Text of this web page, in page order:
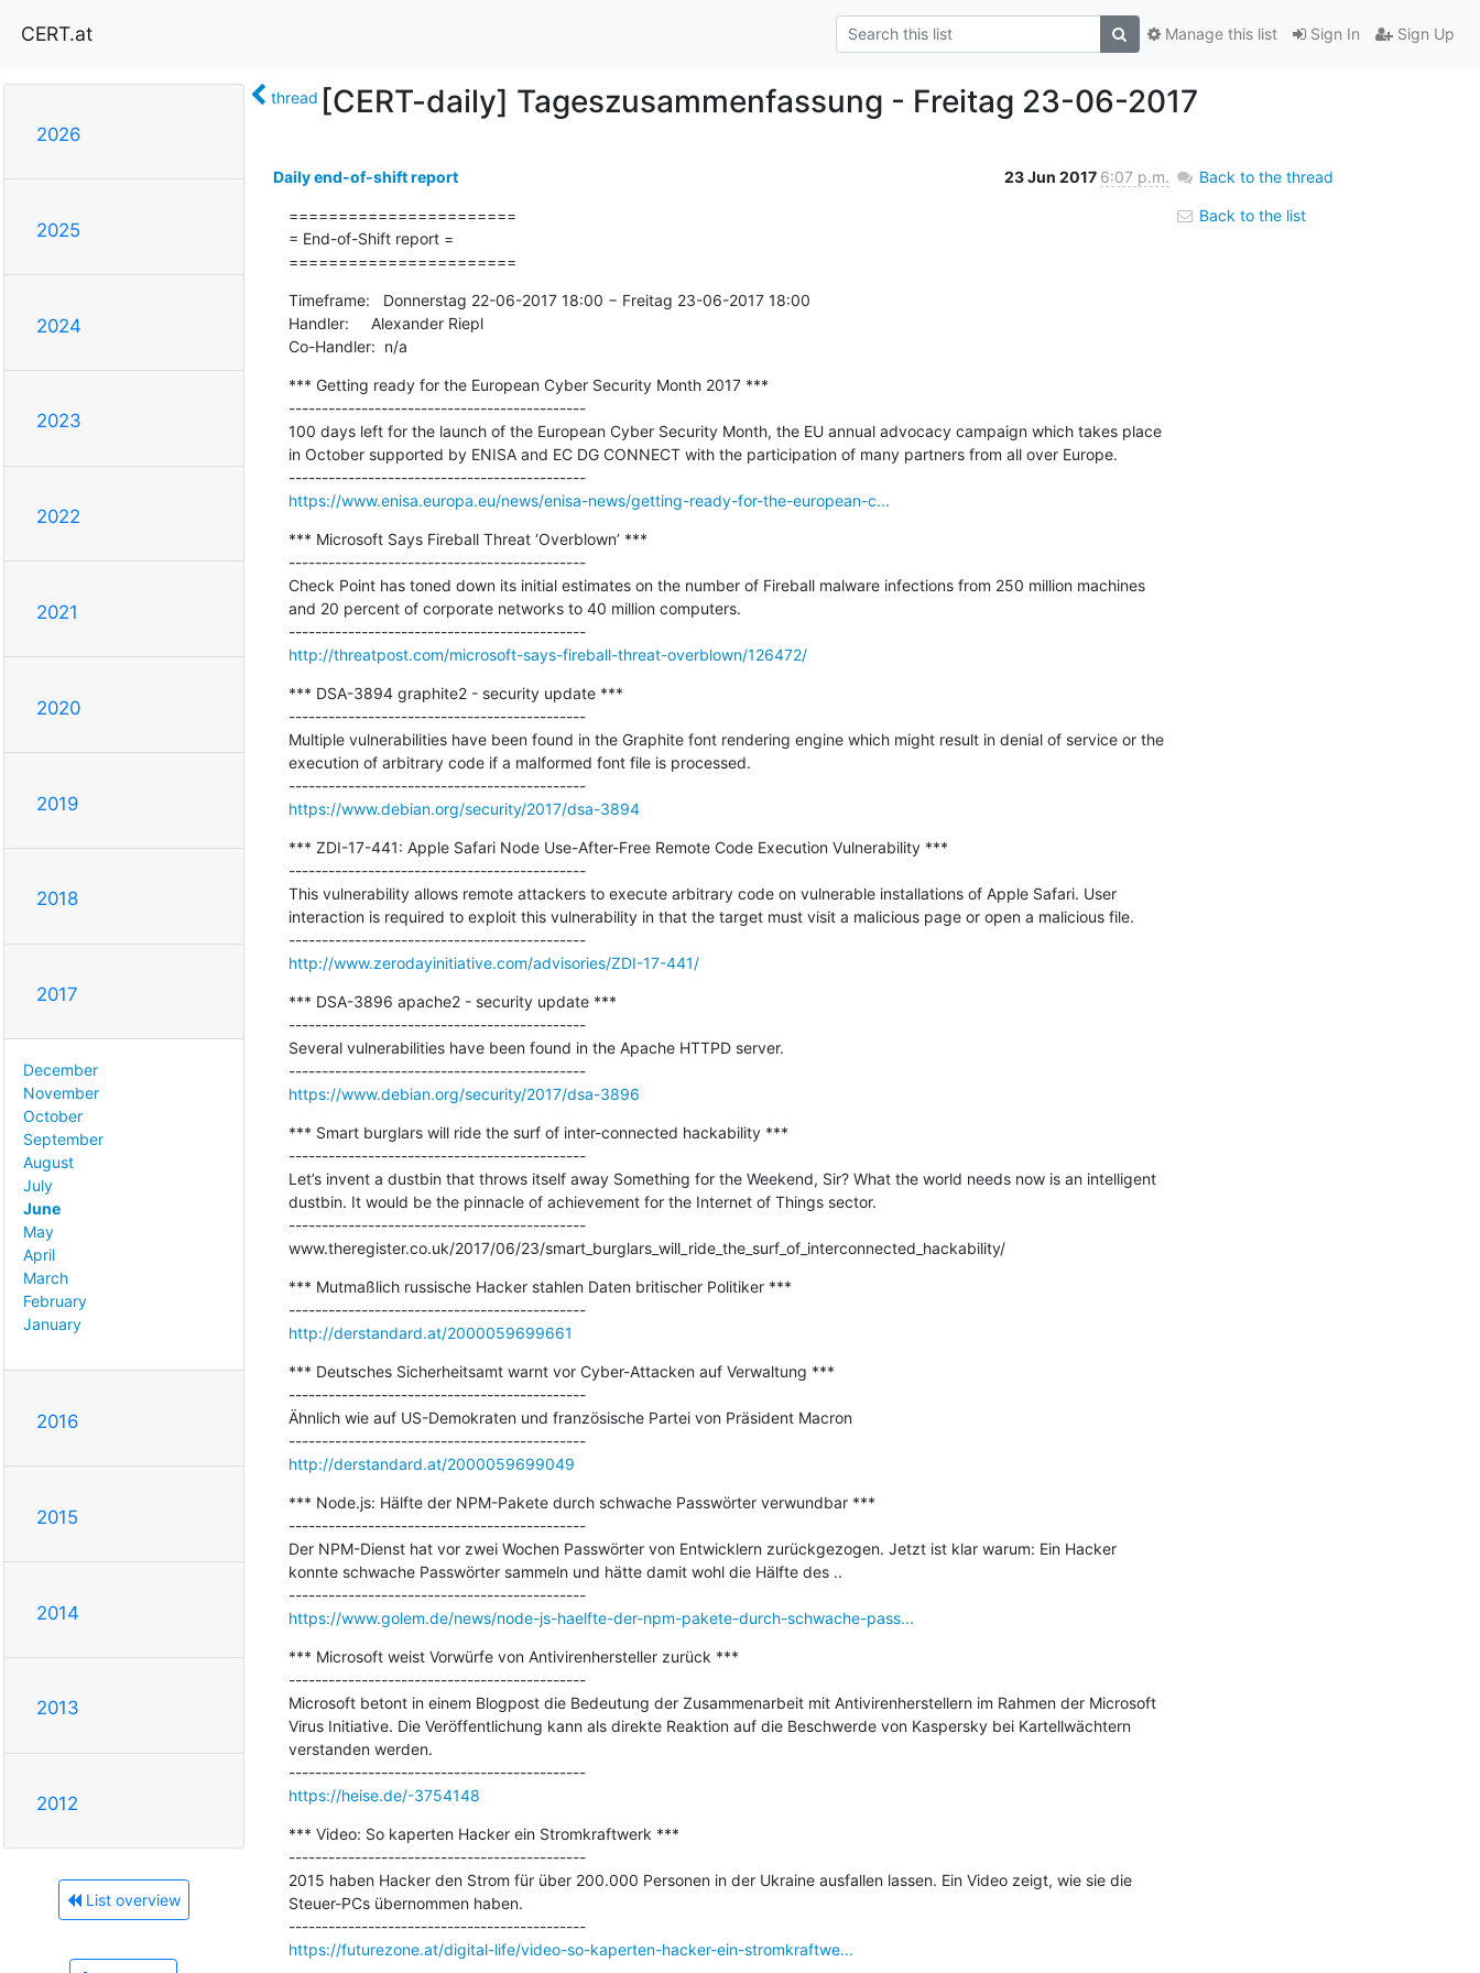
CERT.at Sign In Sign Up
Manage this list
2026
2025
2024
2023
2022
2021
2020
2019
2018
2017
December
November
October
September
August
July
June
May
April
March
February
January
2016
2015
2014
2013
2012
List overview
thread [CERT-daily] Tageszusammenfassung - Freitag 23-06-2017
Daily end-of-shift report 23 Jun 2017 6:07 p.m.
=======================
= End-of-Shift report =
=======================
Timeframe:   Donnerstag 22-06-2017 18:00 − Freitag 23-06-2017 18:00
Handler:     Alexander Riepl
Co-Handler:  n/a
*** Getting ready for the European Cyber Security Month 2017 ***
---------------------------------------------
100 days left for the launch of the European Cyber Security Month, the EU annual advocacy campaign which takes place
in October supported by ENISA and EC DG CONNECT with the participation of many partners from all over Europe.
---------------------------------------------
https://www.enisa.europa.eu/news/enisa-news/getting-ready-for-the-european-c...
*** Microsoft Says Fireball Threat ‘Overblown’ ***
---------------------------------------------
Check Point has toned down its initial estimates on the number of Fireball malware infections from 250 million machines
and 20 percent of corporate networks to 40 million computers.
---------------------------------------------
http://threatpost.com/microsoft-says-fireball-threat-overblown/126472/
*** DSA-3894 graphite2 - security update ***
---------------------------------------------
Multiple vulnerabilities have been found in the Graphite font rendering engine which might result in denial of service or the
execution of arbitrary code if a malformed font file is processed.
---------------------------------------------
https://www.debian.org/security/2017/dsa-3894
*** ZDI-17-441: Apple Safari Node Use-After-Free Remote Code Execution Vulnerability ***
---------------------------------------------
This vulnerability allows remote attackers to execute arbitrary code on vulnerable installations of Apple Safari. User
interaction is required to exploit this vulnerability in that the target must visit a malicious page or open a malicious file.
---------------------------------------------
http://www.zerodayinitiative.com/advisories/ZDI-17-441/
*** DSA-3896 apache2 - security update ***
---------------------------------------------
Several vulnerabilities have been found in the Apache HTTPD server.
---------------------------------------------
https://www.debian.org/security/2017/dsa-3896
*** Smart burglars will ride the surf of inter-connected hackability ***
---------------------------------------------
Let’s invent a dustbin that throws itself away Something for the Weekend, Sir? What the world needs now is an intelligent
dustbin. It would be the pinnacle of achievement for the Internet of Things sector.
---------------------------------------------
www.theregister.co.uk/2017/06/23/smart_burglars_will_ride_the_surf_of_interconnected_hackability/
*** Mutmaßlich russische Hacker stahlen Daten britischer Politiker ***
---------------------------------------------
http://derstandard.at/2000059699661
*** Deutsches Sicherheitsamt warnt vor Cyber-Attacken auf Verwaltung ***
---------------------------------------------
Ähnlich wie auf US-Demokraten und französische Partei von Präsident Macron
---------------------------------------------
http://derstandard.at/2000059699049
*** Node.js: Hälfte der NPM-Pakete durch schwache Passwörter verwundbar ***
---------------------------------------------
Der NPM-Dienst hat vor zwei Wochen Passwörter von Entwicklern zurückgezogen. Jetzt ist klar warum: Ein Hacker
konnte schwache Passwörter sammeln und hätte damit wohl die Hälfte des ..
---------------------------------------------
https://www.golem.de/news/node-js-haelfte-der-npm-pakete-durch-schwache-pass...
*** Microsoft weist Vorwürfe von Antivirenhersteller zurück ***
---------------------------------------------
Microsoft betont in einem Blogpost die Bedeutung der Zusammenarbeit mit Antivirenherstellern im Rahmen der Microsoft
Virus Initiative. Die Veröffentlichung kann als direkte Reaktion auf die Beschwerde von Kaspersky bei Kartellwächtern
verstanden werden.
---------------------------------------------
https://heise.de/-3754148
*** Video: So kaperten Hacker ein Stromkraftwerk ***
---------------------------------------------
2015 haben Hacker den Strom für über 200.000 Personen in der Ukraine ausfallen lassen. Ein Video zeigt, wie sie die
Steuer-PCs übernommen haben.
---------------------------------------------
https://futurezone.at/digital-life/video-so-kaperten-hacker-ein-stromkraftwe...
Back to the thread
Back to the list